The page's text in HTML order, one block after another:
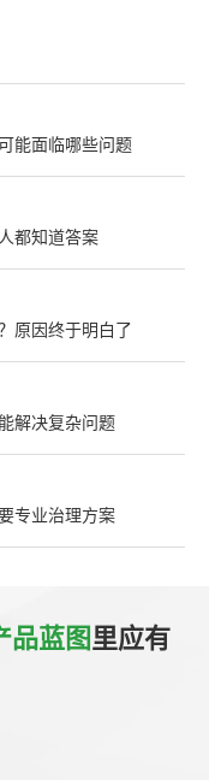
能面临哪些问题
都知道答案
原因终于明白了
解决复杂问题
专业治理方案
品蓝图里应有